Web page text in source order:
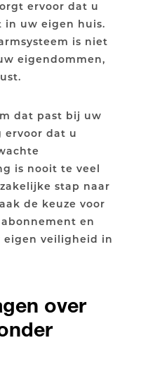
ervoor dat u
in uw eigen huis.
is niet
eigendommen,
dat past bij uw
ervoor dat u
is nooit te veel
stap naar
de keuze voor
en
eigen veiligheid in
over